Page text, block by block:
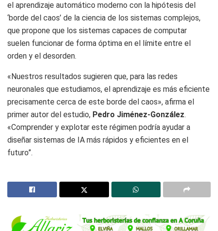
el aprendizaje automático moderno con la hipótesis del
‘borde del caos’ de la ciencia de los sistemas complejos,
que propone que los sistemas capaces de computar
suelen funcionar de forma óptima en el límite entre el
orden y el desorden.
«Nuestros resultados sugieren que, para las redes
neuronales que estudiamos, el aprendizaje es más eficiente
precisamente cerca de este borde del caos», afirma el
primer autor del estudio, Pedro Jiménez-González.
«Comprender y explotar este régimen podría ayudar a
diseñar sistemas de IA más rápidos y eficientes en el
futuro”. ​